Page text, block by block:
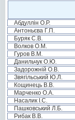
Абдуллін О.Р.
Антоньєва Г.П.
Буряк С.В.
Волков О.М.
Гуров В.М.
Данильчук О.Ю.
Задорожній О.В.
Звягільський Ю.Л.
Кощинець В.В.
Марченко О.А.
Насалик І.С.
Пашковський Л.Б.
Рибак В.В.